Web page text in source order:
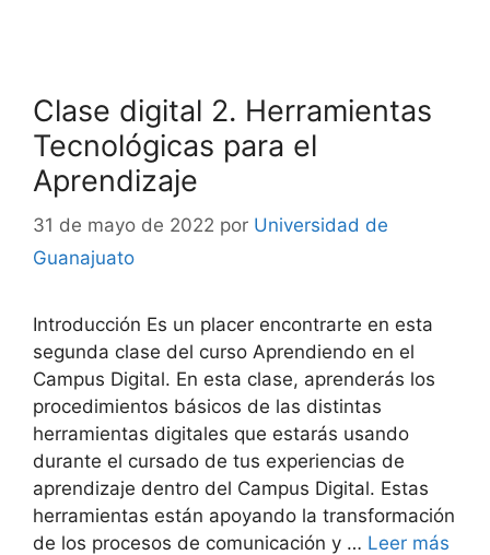
Clase digital 2. Herramientas
Tecnológicas para el
Aprendizaje
31 de mayo de 2022 por Universidad de
Guanajuato
Introducción Es un placer encontrarte en esta
segunda clase del curso Aprendiendo en el
Campus Digital. En esta clase, aprenderás los
procedimientos básicos de las distintas
herramientas digitales que estarás usando
durante el cursado de tus experiencias de
aprendizaje dentro del Campus Digital. Estas
herramientas están apoyando la transformación
de los procesos de comunicación y … Leer más